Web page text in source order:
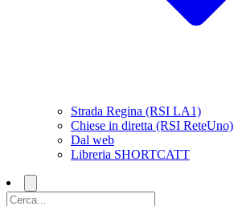
Strada Regina (RSI LA1)
Chiese in diretta (RSI ReteUno)
Dal web
Libreria SHORTCATT